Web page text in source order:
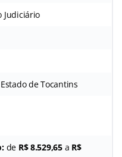
Judiciário
de Tocantins
de R$ 8.529,65a R$